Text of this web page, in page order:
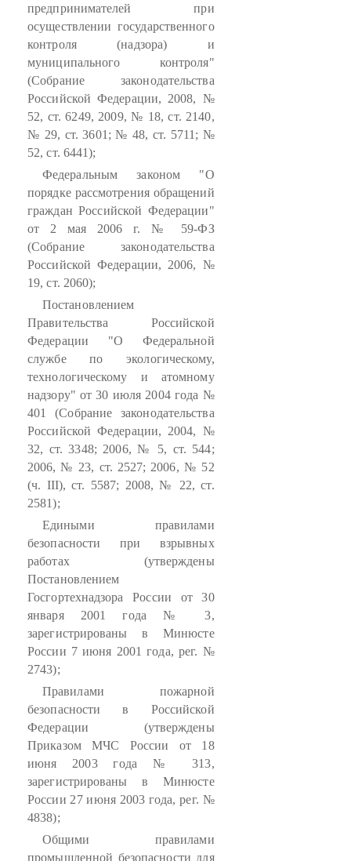
предпринимателей при
осуществлении государственного
контроля (надзора) и
муниципального контроля"
(Собрание законодательства
Российской Федерации, 2008, №
52, ст. 6249, 2009, № 18, ст. 2140,
№ 29, ст. 3601; № 48, ст. 5711; №
52, ст. 6441);
Федеральным законом "О
порядке рассмотрения обращений
граждан Российской Федерации"
от 2 мая 2006 г. № 59-ФЗ
(Собрание законодательства
Российской Федерации, 2006, №
19, ст. 2060);
Постановлением
Правительства Российской
Федерации "О Федеральной
службе по экологическому,
технологическому и атомному
надзору" от 30 июля 2004 года №
401 (Собрание законодательства
Российской Федерации, 2004, №
32, ст. 3348; 2006, № 5, ст. 544;
2006, № 23, ст. 2527; 2006, № 52
(ч. III), ст. 5587; 2008, № 22, ст.
2581);
Едиными правилами
безопасности при взрывных
работах (утверждены
Постановлением
Госгортехнадзора России от 30
января 2001 года № 3,
зарегистрированы в Минюсте
России 7 июня 2001 года, рег. №
2743);
Правилами пожарной
безопасности в Российской
Федерации (утверждены
Приказом МЧС России от 18
июня 2003 года № 313,
зарегистрированы в Минюсте
России 27 июня 2003 года, рег. №
4838);
Общими правилами
промышленной безопасности для